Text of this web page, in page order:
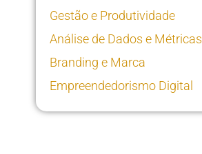
Gestão e Produtividade
Análise de Dados e Métricas
Branding e Marca
Empreendedorismo Digital